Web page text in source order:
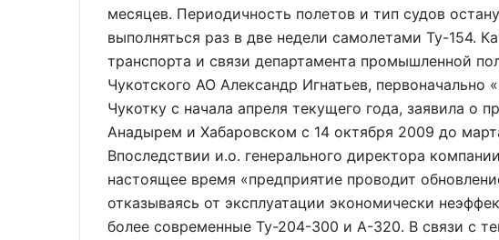
месяцев. Периодичность полетов и тип судов
выполняться раз в две недели самолетами Ту-154.
транспорта и связи департамента промышленной
Чукотского АО Александр Игнатьев, первоначально
Чукотку с начала апреля текущего года, заявила о
Анадырем и Хабаровском с 14 октября 2009 до
Впоследствии и.о. генерального директора
настоящее время «предприятие проводит
отказываясь от эксплуатации экономически
более современные Ту-204-300 и А-320. В связи с